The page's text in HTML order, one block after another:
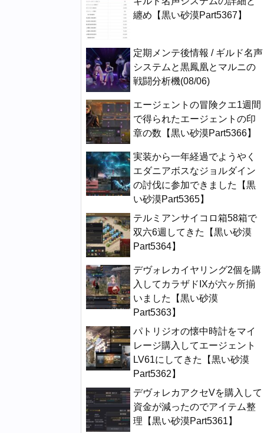
纏め【黒い砂漠Part5367】
定期メンテ後情報 / ギルド名声
システムと黒鳳凰とマルニの
戦闘分析機(08/06)
エージェントの冒険クエ1週間
で得られたエージェントの印
章の数【黒い砂漠Part5366】
実装から一年経過でようやく
エダニアボスなジョルダイン
の討伐に参加できました【黒
い砂漠Part5365】
テルミアンサイコロ箱58箱で
双六6週してきた【黒い砂漠
Part5364】
デヴォレカイヤリング2個を購
入してカラザドIXが六ヶ所揃
いました【黒い砂漠
Part5363】
パトリジオの懐中時計をマイ
レージ購入してエージェント
LV61にしてきた【黒い砂漠
Part5362】
デヴォレカアクセVを購入して
資金が減ったのでアイテム整
理【黒い砂漠Part5361】